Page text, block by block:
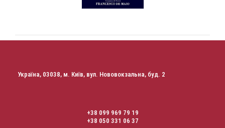
Україна, 03038, м. Київ, вул. Нововокзальна, буд. 2
+38 099 969 79 19
+38 050 331 06 37